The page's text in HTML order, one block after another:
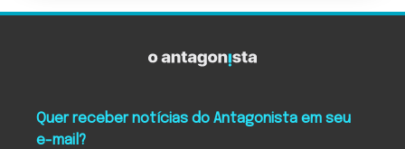
Quer receber notícias do Antagonista em seu
e-mail?